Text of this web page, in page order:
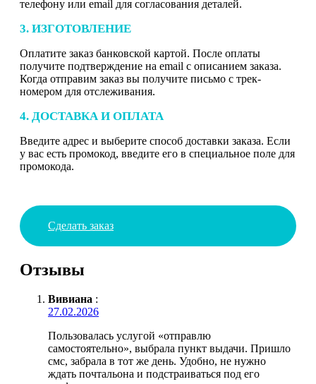
телефону или email для согласования деталей.
3. ИЗГОТОВЛЕНИЕ
Оплатите заказ банковской картой. После оплаты
получите подтверждение на email с описанием заказа.
Когда отправим заказ вы получите письмо с трек-
номером для отслеживания.
4. ДОСТАВКА И ОПЛАТА
Введите адрес и выберите способ доставки заказа. Если
у вас есть промокод, введите его в специальное поле для
промокода.
Сделать заказ
Отзывы
Вивиана :
27.02.2026
Пользовалась услугой «отправлю
самостоятельно», выбрала пункт выдачи. Пришло
смс, забрала в тот же день. Удобно, не нужно
ждать почтальона и подстраиваться под его